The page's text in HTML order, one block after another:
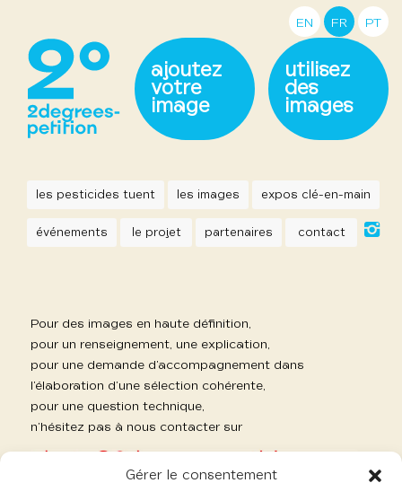
Gérer le consentement
ajoutez
votre
image
utilisez
des
images
les pesticides tuent les images expos clé-en-main
événements le projet partenaires contact
Pour des images en haute définition,
pour un renseignement, une explication,
pour une demande d’accompagnement dans
l’élaboration d’une sélection cohérente,
pour une question technique,
n’hésitez pas à nous contacter sur
EN FR PT